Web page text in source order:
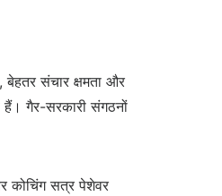
बेहतर संचार क्षमता और
हैं। गैर-सरकारी संगठनों
कोचिंग सत्र पेशेवर